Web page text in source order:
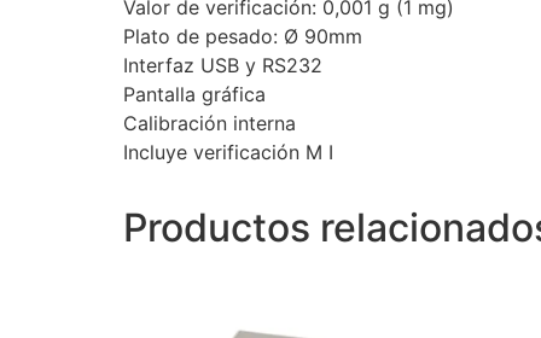
Valor de verificación: 0,001 g (1 mg)
Plato de pesado: Ø 90mm
Interfaz USB y RS232
Pantalla gráfica
Calibración interna
Incluye verificación M I
Productos